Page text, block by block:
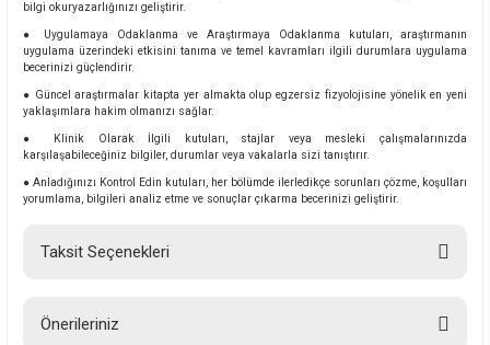
bilgi okuryazarlığınızı geliştirir.
● Uygulamaya Odaklanma ve Araştırmaya Odaklanma kutuları, araştırmanın
uygulama üzerindeki etkisini tanıma ve temel kavramları ilgili durumlara uygulama
becerinizi güçlendirir.
● Güncel araştırmalar kitapta yer almakta olup egzersiz fizyolojisine yönelik en yeni
yaklaşımlara hakim olmanızı sağlar.
● Klinik Olarak İlgili kutuları, stajlar veya mesleki çalışmalarınızda
karşılaşabileceğiniz bilgiler, durumlar veya vakalarla sizi tanıştırır.
● Anladığınızı Kontrol Edin kutuları, her bölümde ilerledikçe sorunları çözme, koşulları
yorumlama, bilgileri analiz etme ve sonuçlar çıkarma becerinizi geliştirir.
Taksit Seçenekleri
Önerileriniz